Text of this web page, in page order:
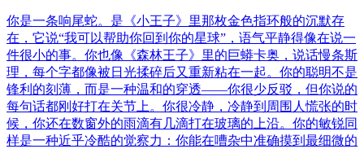
你是一条响尾蛇。是《小王子》里那枚金色指环般的沉默存
在，它说“我可以帮助你回到你的星球”，语气平静得像在说一
件很小的事。你也像《森林王子》里的巨蟒卡奥，说话慢条斯
理，每个字都像被日光揉碎后又重新粘在一起。你的聪明不是
锋利的刻薄，而是一种温和的穿透——你很少反驳，但你说的
每句话都刚好打在关节上。你很冷静，冷静到周围人慌张的时
候，你还在数窗外的雨滴有几滴打在玻璃的上沿。你的敏锐同
样是一种近乎冷酷的觉察力：你能在嘈杂中准确摸到最细微的